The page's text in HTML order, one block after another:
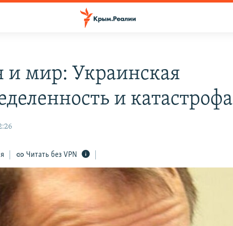
и мир: Украинская
и катастрофа
Читать без VPN